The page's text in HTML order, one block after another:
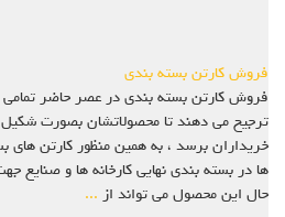
فروش کارتن بسته بندی
فروش کارتن بسته بندی در عصر حاضر تمامی
ترجیح می دهند تا محصولاتشان بصورت
خریداران برسد ، به همین منظور کارتن های
ها در بسته بندی نهایی کارخانه ها و صنایع
حال این محصول می تواند از ...